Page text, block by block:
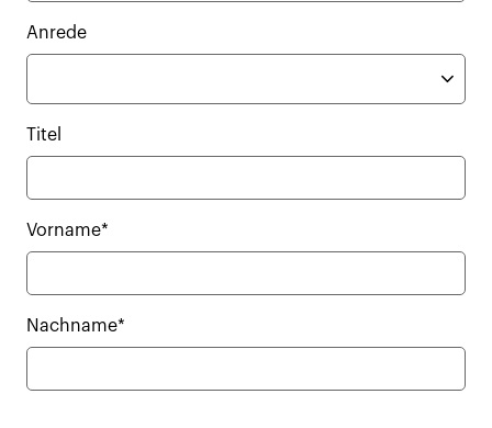
Anrede
Titel
Vorname*
Nachname*